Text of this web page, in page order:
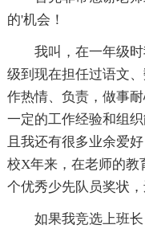
的'机会！
我叫，在一年级
级到现在担任过语文
作热情、负责，做事
一定的工作经验和组
且我还有很多业余爱
校X年来，在老师的
个优秀少先队员奖状
如果我竞选上班